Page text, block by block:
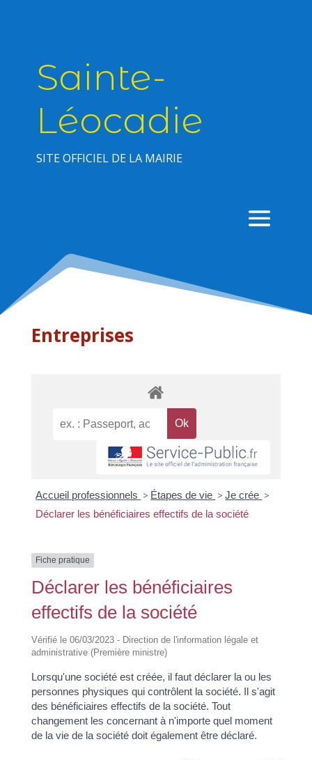
Sainte-
Léocadie
SITE OFFICIEL DE LA MAIRIE
Entreprises
Accueil professionnels > Étapes de vie > Je crée >
Déclarer les bénéficiaires effectifs de la société
Fiche pratique
Déclarer les bénéficiaires
effectifs de la société
Vérifié le 06/03/2023 - Direction de l'information légale et
administrative (Première ministre)
Lorsqu'une société est créée, il faut déclarer la ou les
personnes physiques qui contrôlent la société. Il s'agit
des bénéficiaires effectifs de la société. Tout
changement les concernant à n'importe quel moment
de la vie de la société doit également être déclaré.